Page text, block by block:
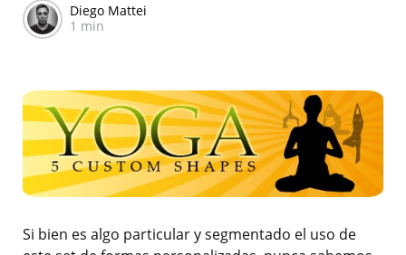
Diego Mattei
1 min
Si bien es algo particular y segmentado el uso de